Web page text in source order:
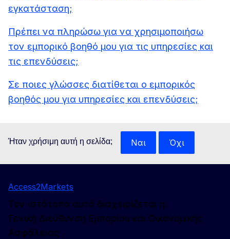
εγκατάσταση;
Πρέπει να πληρώσω για να χρησιμοποιήσω
τον εμπορικό βοηθό μου για τις υπηρεσίες και
τις επενδύσεις;
Σε ποιες γλώσσες διατίθεται ο εμπορικός
βοηθός μου για υπηρεσίες και επενδύσεις;
Ήταν χρήσιμη αυτή η σελίδα; Ναι Όχι
Access2Markets
Τον ιστότοπο αυτό διαχειρίζεται η:
Γενική Διεύθυνση Εμπορίου και Οικονομικής
Ασφάλειας